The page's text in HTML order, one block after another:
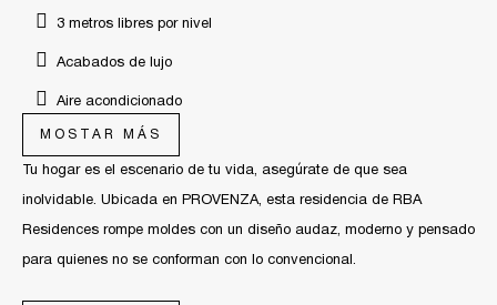
3 metros libres por nivel
Acabados de lujo
Aire acondicionado
Casa inteligente
Cocina de lujo
Diseño de autor exclusivo
MOSTAR MÁS
Tu hogar es el escenario de tu vida, asegúrate de que sea
inolvidable. Ubicada en PROVENZA, esta residencia de RBA
Residences rompe moldes con un diseño audaz, moderno y pensado
para quienes no se conforman con lo convencional.